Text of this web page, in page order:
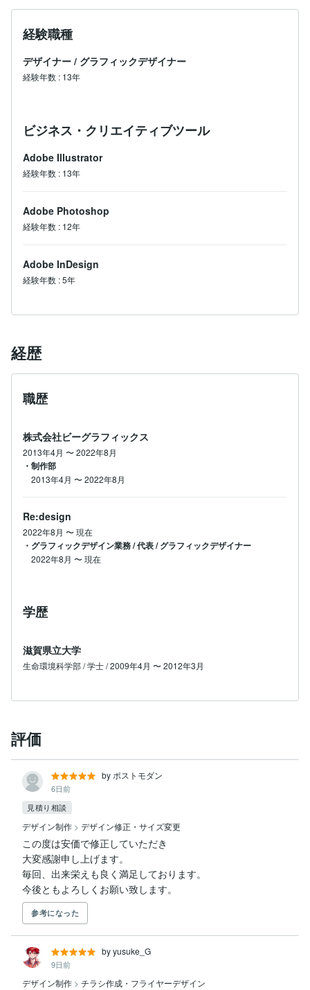
経験職種
デザイナー / グラフィックデザイナー
経験年数 : 13年
ビジネス・クリエイティブツール
Adobe Illustrator
経験年数 : 13年
Adobe Photoshop
経験年数 : 12年
Adobe InDesign
経験年数 :5年
経歴
職歴
株式会社ビーグラフィックス
2013年4月 〜2022年8月
・制作部
2013年4月 〜2022年8月
Re:design
2022年8月 〜現在
・グラフィックデザイン業務 / 代表 / グラフィックデザイナー
2022年8月 〜現在
学歴
滋賀県立大学
生命環境科学部 / 学士 / 2009年4月 〜 2012年3月
評価
by ポストモダン
6日前
見積り相談
デザイン制作 > デザイン修正・サイズ変更
この度は安価で修正していただき
大変感謝申し上げます。
毎回、出来栄えも良く満足しております。
今後ともよろしくお願い致します。
参考になった
by yusuke_G
9日前
デザイン制作 > チラシ作成・フライヤーデザイン